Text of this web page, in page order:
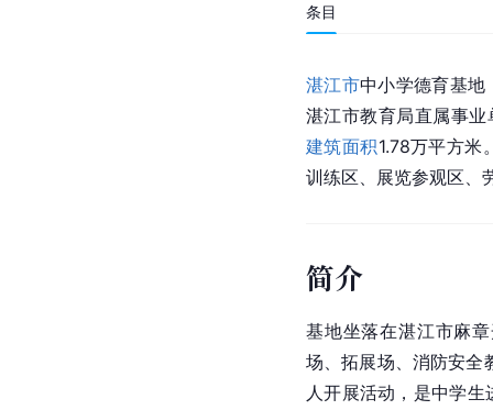
条目
湛江市中小学德育基地
湛江市教育局直属事
建筑面积1.78万平方米
训练区、展览参观区、
简介
基地坐落在湛江市麻
场、拓展场、消防安全
人开展活动，是中学